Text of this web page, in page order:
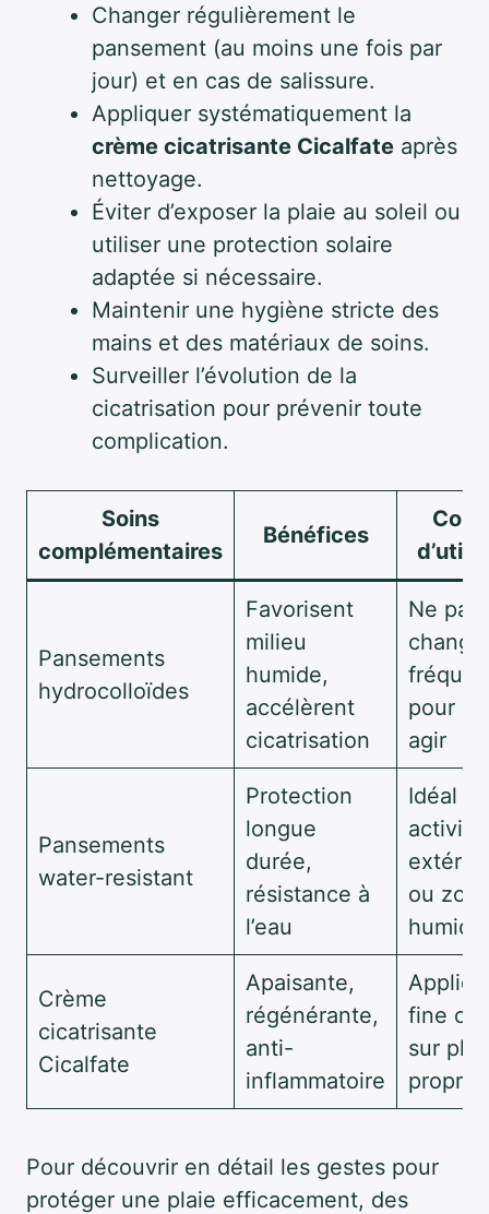
Changer régulièrement le
pansement (au moins une fois par
jour) et en cas de salissure.
Appliquer systématiquement la
crème cicatrisante Cicalfate après
nettoyage.
Éviter d’exposer la plaie au soleil ou
utiliser une protection solaire
adaptée si nécessaire.
Maintenir une hygiène stricte des
mains et des matériaux de soins.
Surveiller l’évolution de la
cicatrisation pour prévenir toute
complication.
Soins
complémentaires
Bénéfices
Pansements
hydrocolloïdes
Favorisent
milieu
humide,
accélèrent
cicatrisation
Ne pas
pour
agir
Pansements
water-resistant
Protection
longue
durée,
résistance à
l’eau
Idéal
ou
Crème
cicatrisante
Cicalfate
Apaisante,
régénérante,
anti-
inflammatoire
fine
sur
propre
Pour découvrir en détail les gestes pour
protéger une plaie efficacement, des